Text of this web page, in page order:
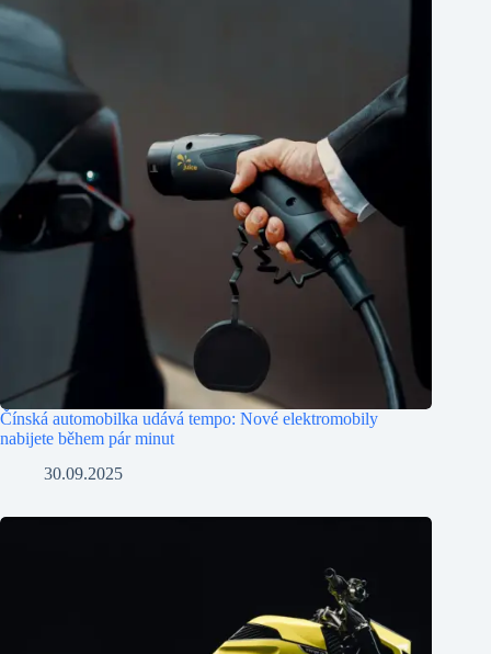
Čínská automobilka udává tempo: Nové elektromobily
nabijete během pár minut
30.09.2025